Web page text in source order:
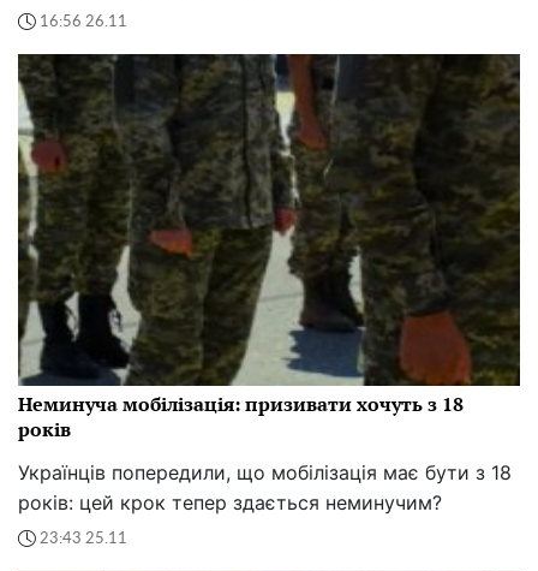
16:56 26.11
Неминуча мобілізація: призивати хочуть з 18
років
Українців попередили, що мобілізація має бути з 18
років: цей крок тепер здається неминучим?
23:43 25.11